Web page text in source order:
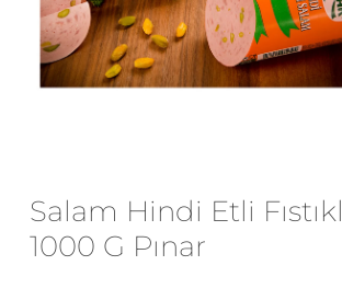
Salam Hindi Etli
1000 G Pınar
E-posta
ve site adresim bu
kaydedilsin.